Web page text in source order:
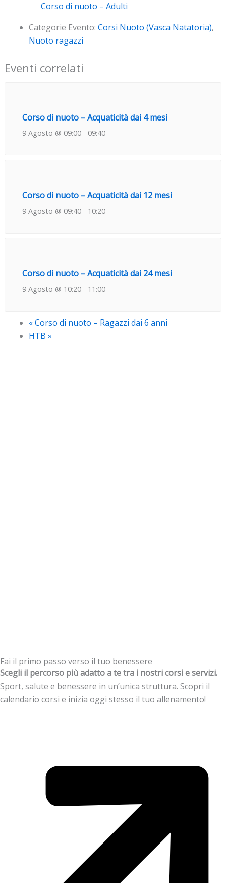
Corso di nuoto – Adulti
Categorie Evento: Corsi Nuoto (Vasca Natatoria),
Nuoto ragazzi
Eventi correlati
Corso di nuoto – Acquaticità dai 4 mesi
9 Agosto @ 09:00- 09:40
Corso di nuoto – Acquaticità dai 12 mesi
9 Agosto @ 09:40- 10:20
Corso di nuoto – Acquaticità dai 24 mesi
9 Agosto @ 10:20- 11:00
«Corso di nuoto – Ragazzi dai 6 anni
HTB »
Fai il primo passo verso il tuo benessere
Scegli il percorso più adatto a te tra i nostri corsi e servizi.
Sport, salute e benessere in un’unica struttura. Scopri il
calendario corsi e inizia oggi stesso il tuo allenamento!